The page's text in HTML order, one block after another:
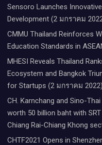
Sensoro Launches
Development (2 มกราคม
CMMU Thailand Reinforces
Education Standards in
MHESI Reveals Thailand
Ecosystem and Bangkok
for Startups (2 มกราคม 2022)
CH. Karnchang and Sino-
worth 50 billion baht with
Chiang Rai-Chiang Khong
CHTF2021 Opens in